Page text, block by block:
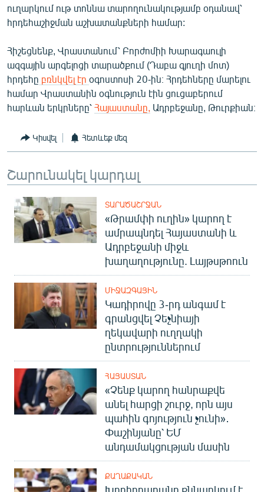
ՀԵՏԵՎԵՔ ՄԵԶ
«Ազատության» բոլոր կայքերը
ուղարկում ութ տոննա տարողունակությամբ օդանավ՝
հրդեհաշիջման աշխատանքների համար:
Հիշեցնենք, Վրաստանում՝ Բորժոմիի Խարագաուլի
ազգային արգելոցի տարածքում (Դաբա գյուղի մոտ)
հրդեհը բռնկվել էր օգոստոսի 20-ին։ Հրդեհները մարելու
համար Վրաստանին օգնություն էին ցուցաբերում
հարևան երկրները՝ Հայաստանը, Ադրբեջանը, Թուրքիան։
Կիսվել Հետևեք մեզ
Շարունակել կարդալ
ՏԱՐԱԾԱՇՐՋԱՆ
«Թրամփի ուղին» կարող է
ամրապնդել Հայաստանի և
Ադրբեջանի միջև
խաղաղությունը. Լայթսթոուն
ՄԻՋԱԶԳԱՅԻՆ
Կադիրովը 3-րդ անգամ է
գրանցվել Չեչնիայի
ղեկավարի ուղղակի
ընտրություններում
ՀԱՅԱՍՏԱՆ
«Չենք կարող հանրաքվե
անել հարցի շուրջ, որն այս
պահին գոյություն չունի»․
Փաշինյանը՝ ԵՄ
անդամակցության մասին
ՔԱՂԱՔԱԿԱՆ
Խորհրդարանը քննարկում է